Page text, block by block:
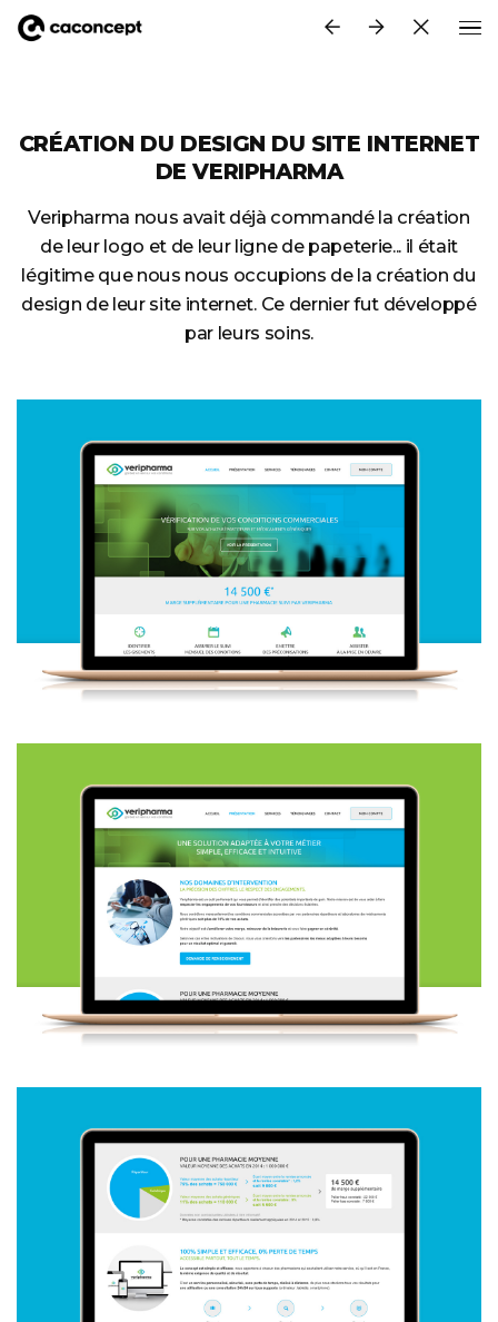
CRÉATION DU DESIGN DU SITE INTERNET
DE VERIPHARMA
Veripharma nous avait déjà commandé la création
de leur logo et de leur ligne de papeterie... il était
légitime que nous nous occupions de la création du
design de leur site internet. Ce dernier fut développé
par leurs soins.